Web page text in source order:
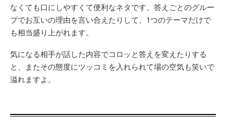
なくても口にしやすくて便利なネタです。答えごとのグルー
プでお互いの理由を言い合えたりして、1つのテーマだけで
も相当盛り上がれます。
気になる相手が話した内容でコロッと答えを変えたりする
と、またその態度にツッコミを入れられて場の空気も笑いで
溢れますよ。